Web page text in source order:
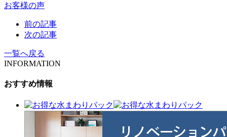
お客様の声
前の記事
次の記事
一覧へ戻る
INFORMATION
おすすめ情報